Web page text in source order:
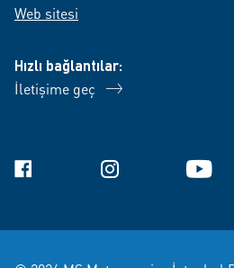
Web sitesi
Hızlı bağlantılar:
İletişime geç
Facebook Instagram YouTube